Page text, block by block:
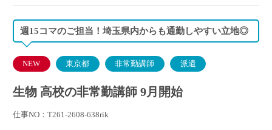
週15コマのご担当！埼玉県内からも通勤しやすい立地◎
NEW 東京都 非常勤講師 派遣
生物 高校の非常勤講師 9月開始
仕事NO：T261-2608-638rik